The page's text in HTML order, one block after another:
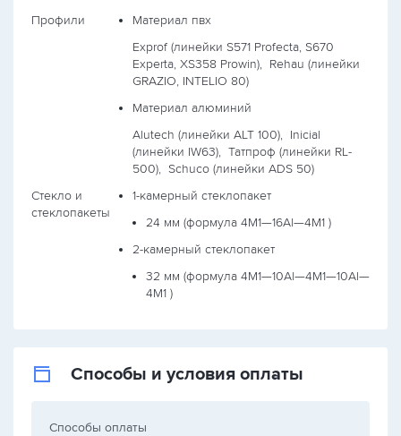
Профили
Материал пвх
Exprof (линейки S571 Profecta, S670
Experta, XS358 Prowin), Rehau (линейки
GRAZIO, INTELIO 80)
Материал алюминий
Alutech (линейки ALT 100), Inicial
(линейки IW63), Татпроф (линейки RL-
500), Schuco (линейки ADS 50)
Стекло и
стеклопакеты
1-камерный стеклопакет
24 мм (формула 4М1—16Al—4М1 )
2-камерный стеклопакет
32 мм (формула 4М1—10Al—4М1—10Al—
4М1 )
Способы и условия оплаты
Способы оплаты